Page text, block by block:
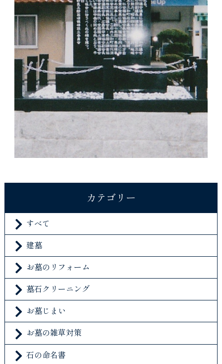
カテゴリー
すべて
建墓
お墓のリフォーム
墓石クリーニング
お墓じまい
お墓の雑草対策
石の命名書